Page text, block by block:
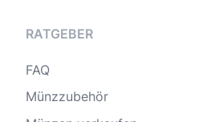
RATGEBER
FAQ
Münzzubehör